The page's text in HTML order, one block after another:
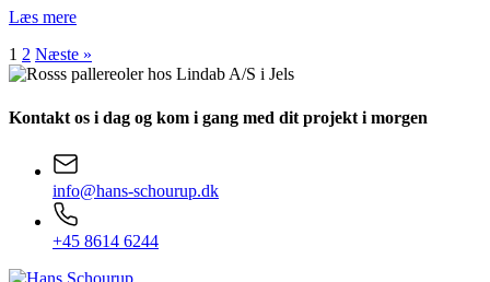
Læs mere
1 2 Næste »
Kontakt os i dag og kom i gang med dit projekt i morgen
info@hans-schourup.dk
+45 8614 6244